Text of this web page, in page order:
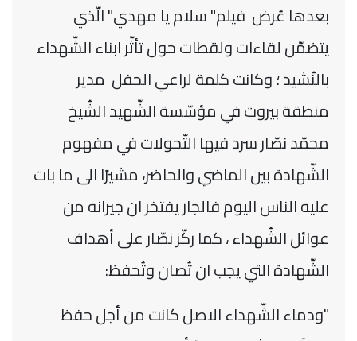
بعدها عُرض فيلم" سلام يا مهدي" الّذي
يتضمّن لقاءات ولقطات حول تأثّر ابناء الشّهداء
بالنّشيد ؛ وكانت كلمة لراعي الحفل مدير
منطقة بيروت في مؤسّسة الشّهيد الشّيخ
محمّد نصّار سرد فيها التّحولات في مفهوم
الشّهادة بين الماضي والحاضر، مشيرًا الى ما بات
عليه الناس اليوم فالجار يفتخر ان جيرانه من
عوائل الشّهداء ، كما ركّز نصّار على أهداف
الشّهادة التي يجب ان تُصان وتُحفظ:
"ودماء الشّهداء الاصل كانت من أجل حفظ